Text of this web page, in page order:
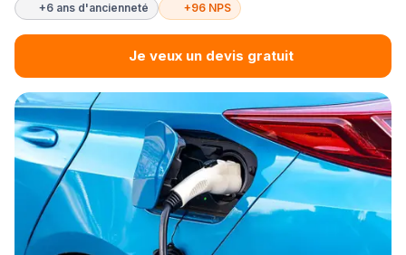
+6 ans d'ancienneté +96 NPS
Je veux un devis gratuit